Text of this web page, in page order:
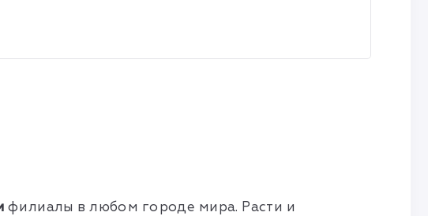
филиалы в любом городе мира. Расти и